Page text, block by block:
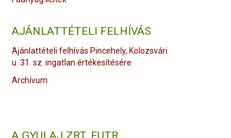
AJÁNLATTÉTELI FELHÍVÁS
Ajánlattételi felhívás Pincehely, Kolozsvári
u. 31. sz. ingatlan értékesítésére
Archívum